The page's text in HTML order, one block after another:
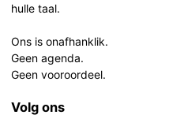
hulle taal.
Ons is onafhanklik.
Geen agenda.
Geen vooroordeel.
Volg ons